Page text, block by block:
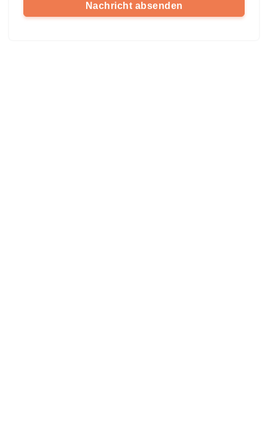
Nachricht absenden